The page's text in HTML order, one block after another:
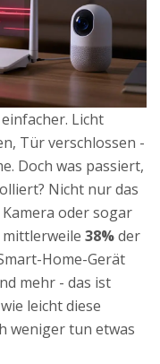
Licht
Tür verschlossen -
Doch was passiert,
Nicht nur das
oder sogar
38%der
Home-Gerät
mehr - das ist
leicht diese
weniger tun etwas